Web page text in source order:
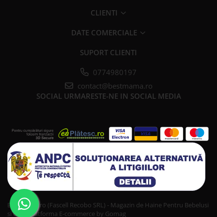
CLIENTI
DATE COMERCIALE
SUPORT CLIENTI
0774980197
contact@bestmama.ro
SOCIAL URMARESTE-NE IN SOCIAL MEDIA
Bestmama.ro (Fascell Recobo SRL) - Magazin de Haine Pentru Bebelusi
si Copii
Platforma E-commerce by Gomag